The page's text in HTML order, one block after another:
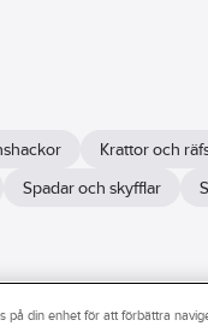
Krattor och
Spadar och skyfflar
på din enhet för att förbättra